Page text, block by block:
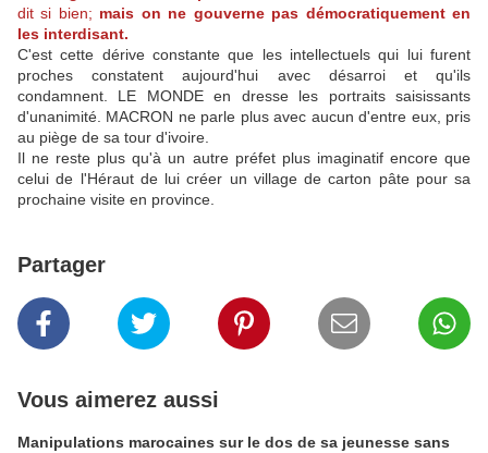
dit si bien; mais on ne gouverne pas démocratiquement en
les interdisant.
C'est cette dérive constante que les intellectuels qui lui furent
proches constatent aujourd'hui avec désarroi et qu'ils
condamnent. LE MONDE en dresse les portraits saisissants
d'unanimité. MACRON ne parle plus avec aucun d'entre eux, pris
au piège de sa tour d'ivoire.
Il ne reste plus qu'à un autre préfet plus imaginatif encore que
celui de l'Héraut de lui créer un village de carton pâte pour sa
prochaine visite en province.
Partager
Vous aimerez aussi
Manipulations marocaines sur le dos de sa jeunesse sans